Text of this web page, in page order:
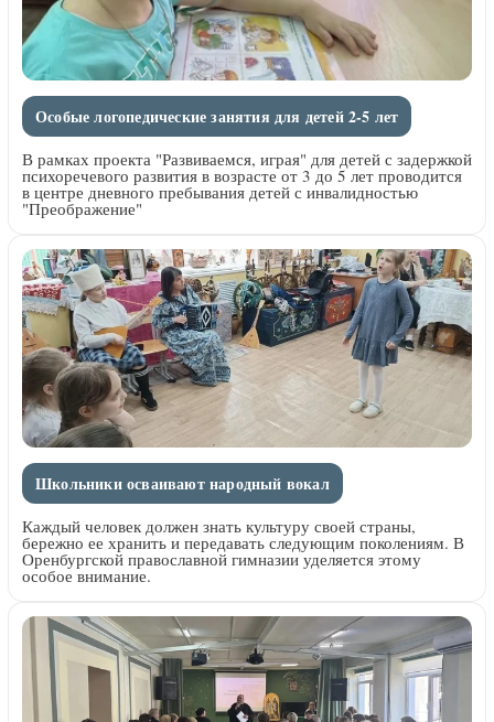
Особые логопедические занятия для детей 2-5 лет
В рамках проекта "Развиваемся, играя" для детей с задержкой
психоречевого развития в возрасте от 3 до 5 лет проводится
в центре дневного пребывания детей с инвалидностью
"Преображение"
Школьники осваивают народный вокал
Каждый человек должен знать культуру своей страны,
бережно ее хранить и передавать следующим поколениям. В
Оренбургской православной гимназии уделяется этому
особое внимание.